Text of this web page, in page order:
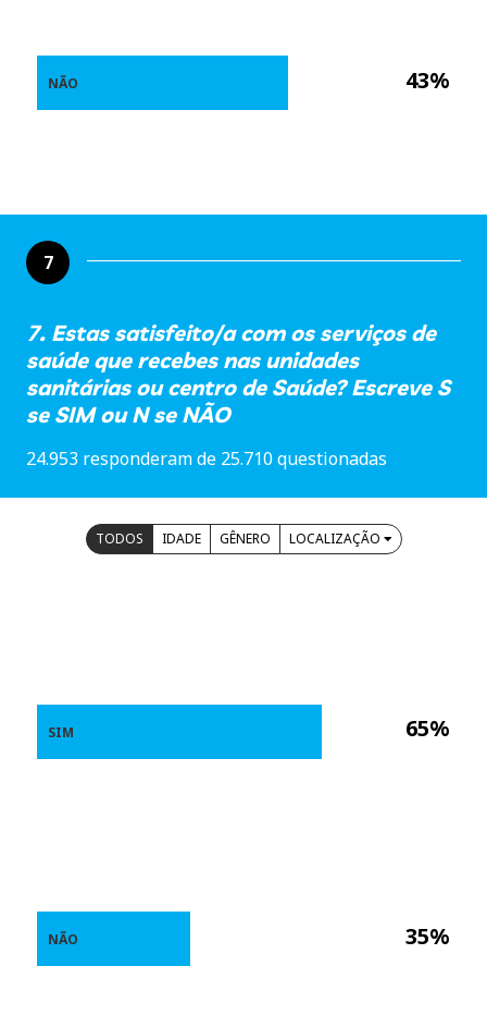
43%
NÃO
7
7. Estas satisfeito/a com os serviços de
saúde que recebes nas unidades
sanitárias ou centro de Saúde? Escreve S
se SIM ou N se NÃO
24.953 responderam de 25.710 questionadas
TODOS IDADE GÊNERO LOCALIZAÇÃO
65%
35%
SIM
NÃO